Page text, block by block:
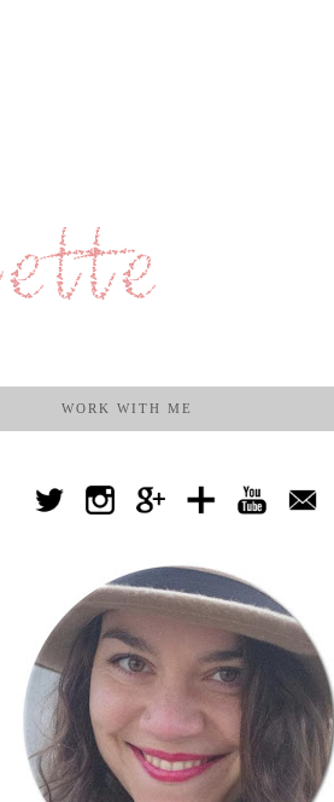
WORK WITH ME